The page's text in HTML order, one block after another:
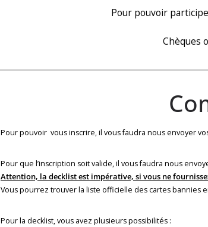
Pour pouvoir
Chèques
Pour pouvoir vous inscrire, il vous faudra nous envoyer
Pour que l’inscription soit valide, il vous faudra nous
Attention, la decklist est impérative, si vous ne
Vous pourrez trouver la liste officielle des cartes bannies
Pour la decklist, vous avez plusieurs possibilités :